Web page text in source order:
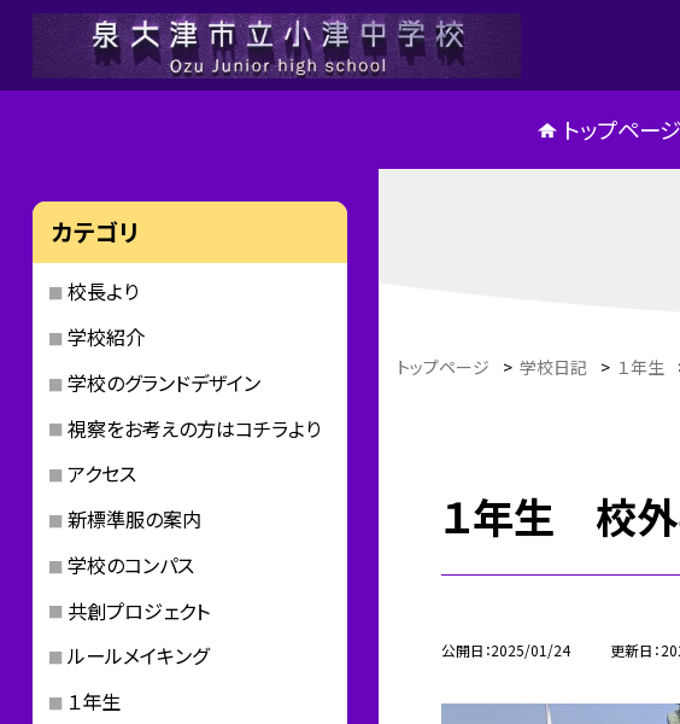
トップページ
トップページ > 学校日記 > １年生
１年生 校
公開日 2025/01/24 更新日
カテゴリ
校長より
学校紹介
学校のグランドデザイン
視察をお考えの方はコチラより
アクセス
新標準服の案内
学校のコンパス
共創プロジェクト
ルールメイキング
１年生